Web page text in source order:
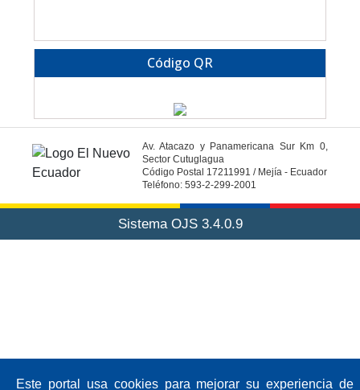
Código QR
Av. Atacazo y Panamericana Sur Km 0,
Sector Cutuglagua
Código Postal 17211991 / Mejía - Ecuador
Teléfono: 593-2-299-2001
Este portal usa cookies para mejorar su experiencia de
Sistema OJS 3.4.0.9